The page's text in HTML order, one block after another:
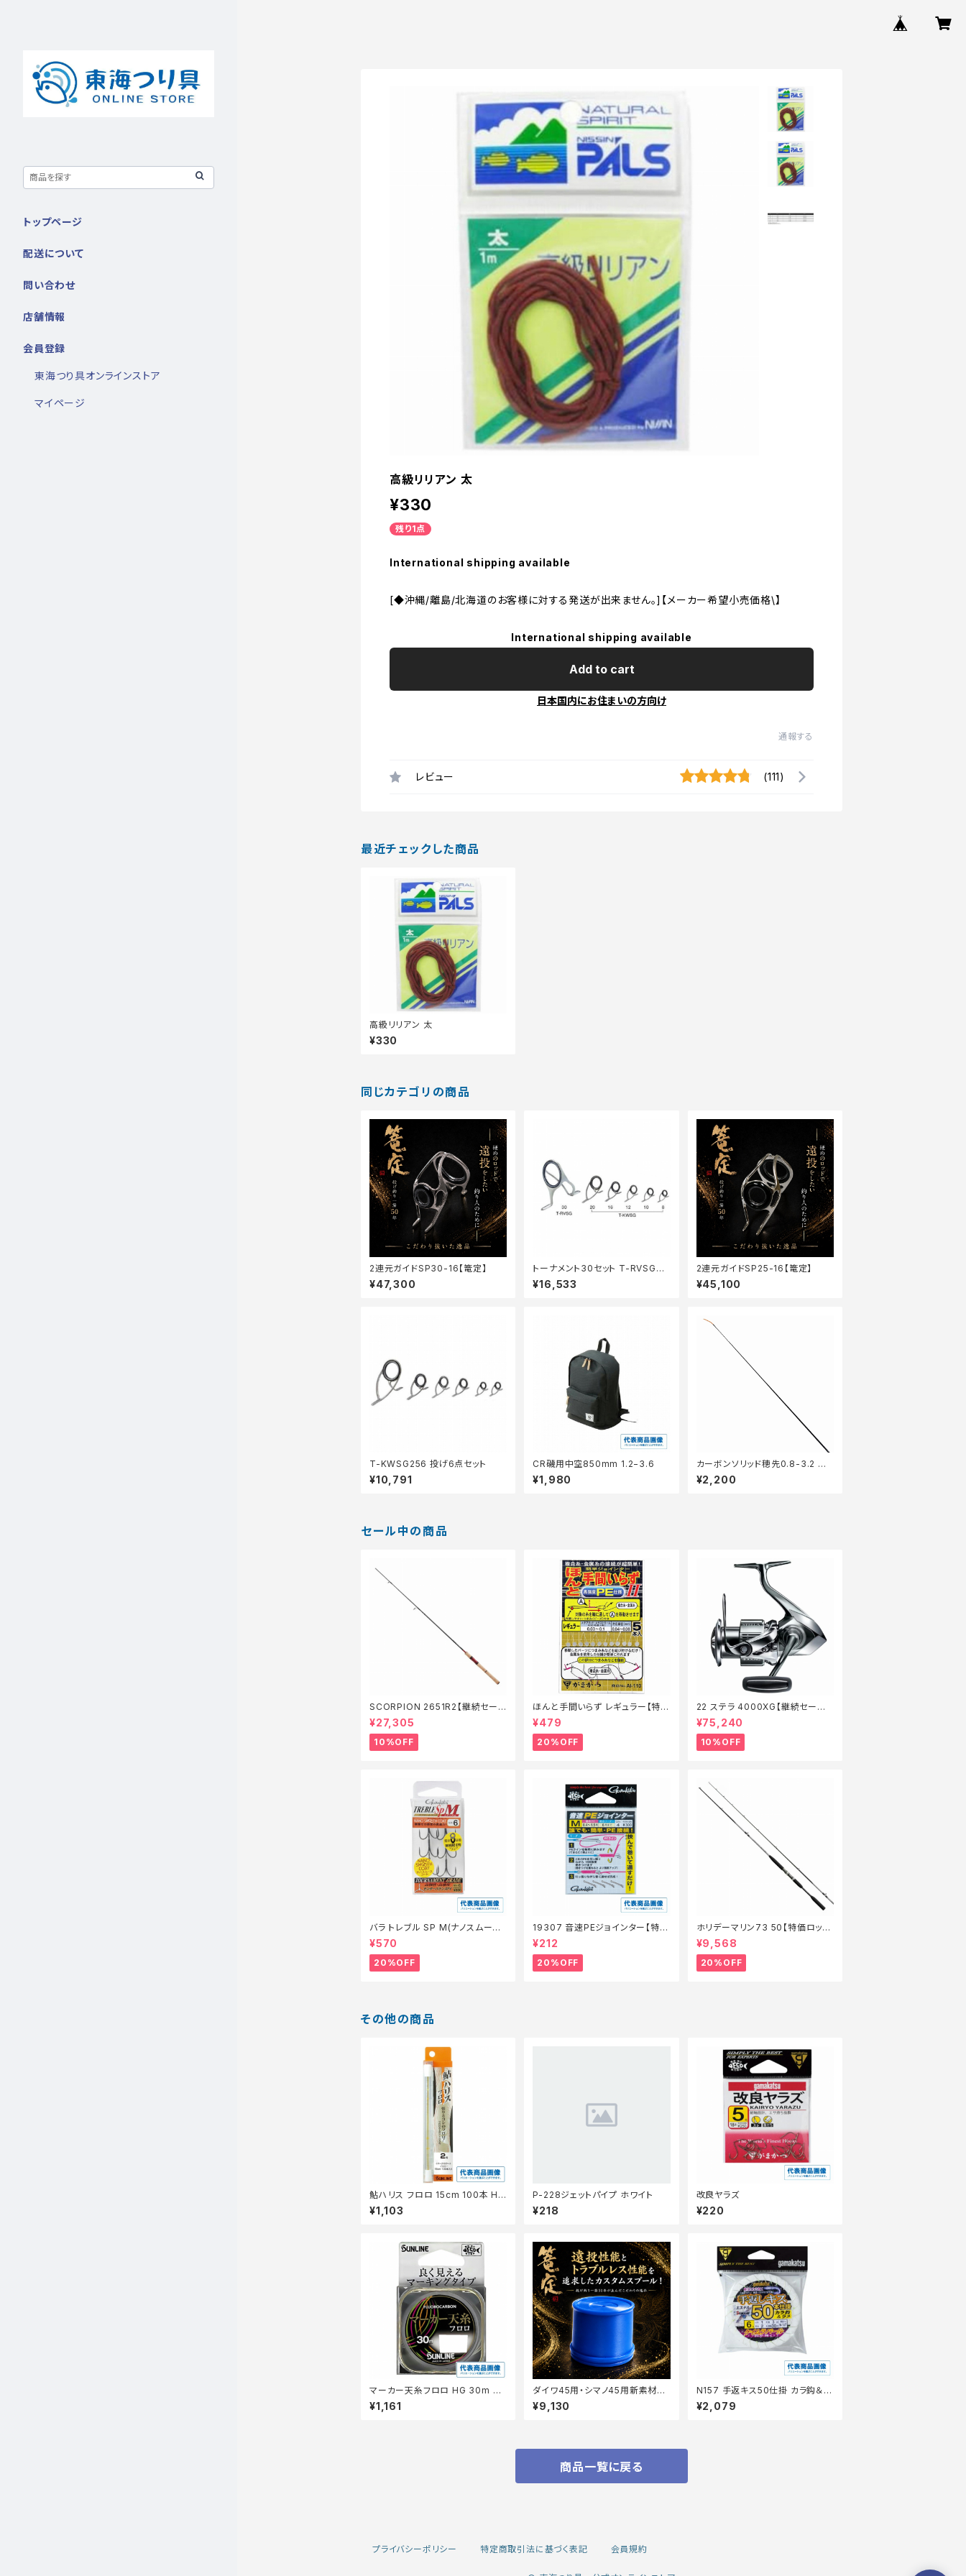
高級リリアン 太
¥330
残り1点
International shipping available
[◆沖縄/離島/北海道のお客様に対する発送が出来ません。]【メーカー希望小売価格\】
International shipping available
Add to cart
日本国内にお住まいの方向け
通報する
レビュー (111)
最近チェックした商品
高級リリアン 太
¥330
同じカテゴリの商品
2連元ガイドSP30-16【篭定】
¥47,300
トーナメント30セット T-RVSG30
6
¥16,533
2連元ガイドSP25-16【篭定】
¥45,100
T-KWSG256 投げ6点セット
¥10,791
CR磯用中空850mm 1.2−3.6
¥1,980
カーボンソリッド穂先0.8-3.2 リリ
アン付き
¥2,200
セール中の商品
SCORPION 2651R2【継続セール
_ロッド】【10】
¥27,305
10%OFF
ほんと手間いらず レギュラー【特価
仕掛】【20】
¥479
20%OFF
22 ステラ 4000XG【継続セール_
リール】【10】
¥75,240
10%OFF
バラ トレブル SP M(ナノスムース
コート)【特価仕掛】【20】
¥570
20%OFF
19307 音速PEジョインター【特価
仕掛】【20】
¥212
20%OFF
ホリデーマリン73 50【特価ロッ
ド】【20】
¥9,568
20%OFF
その他の商品
鮎ハリス フロロ 15cm 100本 HG
0.8号
¥1,103
P-228ジェットパイプ ホワイト
¥218
改良ヤラズ
¥220
マーカー天糸フロロ HG 30m #
0.8
¥1,161
ダイワ45用・シマノ45用新素材細
糸スプール 篭定
¥9,130
N157 手返キス50仕掛 カラ鈎＆ラ
メ 4-0.8 ケイムラパール【継続セ
ール_仕掛】
¥2,079
商品一覧に戻る
トップページ
配送について
問い合わせ
店舗情報
会員登録
東海つり具オンラインストア
マイページ
プライバシーポリシー 特定商取引法に基づく表記 会員規約